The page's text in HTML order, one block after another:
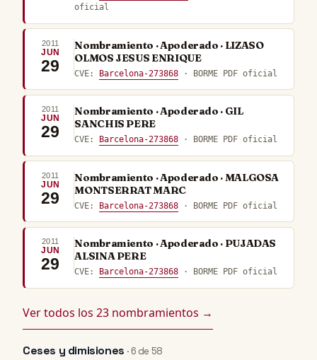
oficial
2011
JUN
29
Nombramiento · Apoderado · LIZASO
OLMOS JESUS ENRIQUE
CVE: Barcelona-273868 · BORME PDF oficial
2011
JUN
29
Nombramiento · Apoderado · GIL
SANCHIS PERE
CVE: Barcelona-273868 · BORME PDF oficial
2011
JUN
29
Nombramiento · Apoderado · MALGOSA
MONTSERRAT MARC
CVE: Barcelona-273868 · BORME PDF oficial
2011
JUN
29
Nombramiento · Apoderado · PUJADAS
ALSINA PERE
CVE: Barcelona-273868 · BORME PDF oficial
Ver todos los 23 nombramientos →
Ceses y dimisiones · 6 de 58